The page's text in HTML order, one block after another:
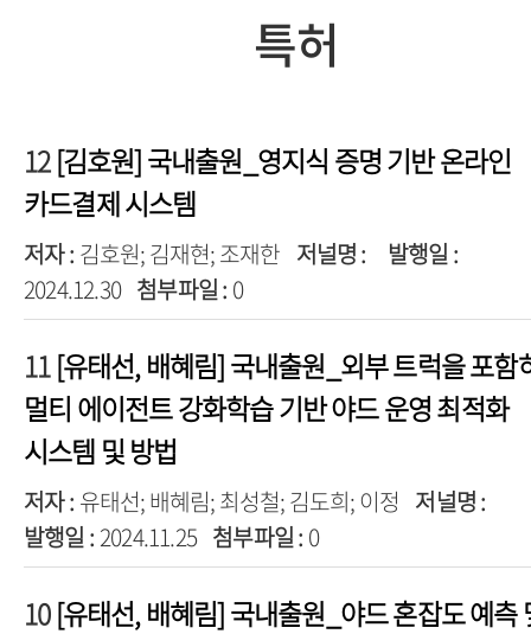
특허
12[김호원] 국내출원_영지식 증명 기반 온라인
카드결제 시스템
저자 : 김호원; 김재현; 조재한 저널명 :
발행일 :
2024.12.30 첨부파일 : 0
11[유태선, 배혜림] 국내출원_외부 트럭을 포함
멀티 에이전트 강화학습 기반 야드 운영 최적화
시스템 및 방법
저자 : 유태선; 배혜림; 최성철; 김도희; 이정 저널명 :
발행일 : 2024.11.25 첨부파일 : 0
10[유태선, 배혜림] 국내출원_야드 혼잡도 예측